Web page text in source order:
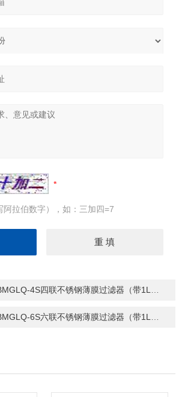
阿拉伯数字），如：三加四=7
4S四联不锈钢薄膜过滤器（带1L抽滤瓶+泵）
6S六联不锈钢薄膜过滤器（带1L抽滤瓶+泵）